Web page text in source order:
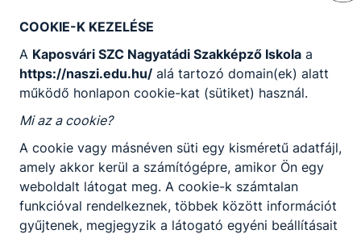
COOKIE-K KEZELÉSE
A Kaposvári SZC Nagyatádi Szakképző Iskola a
https://naszi.edu.hu/ alá tartozó domain(ek) alatt
működő honlapon cookie-kat (sütiket) használ.
Mi az a cookie?
A cookie vagy másnéven süti egy kisméretű adatfájl,
amely akkor kerül a számítógépre, amikor Ön egy
weboldalt látogat meg. A cookie-k számtalan
funkcióval rendelkeznek, többek között információt
gyűjtenek, megjegyzik a látogató egyéni beállításait